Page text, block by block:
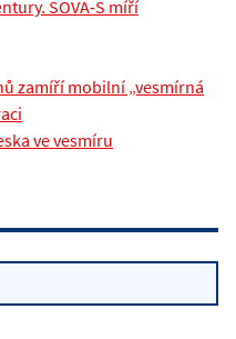
SOVA-S míří
zamíří mobilní „vesmírná
ve vesmíru